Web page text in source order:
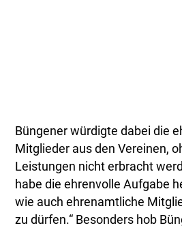
Büngener würdigte dabei die
Mitglieder aus den Vereinen,
Leistungen nicht erbracht
habe die ehrenvolle Aufgabe
wie auch ehrenamtliche
zu dürfen.“ Besonders hob